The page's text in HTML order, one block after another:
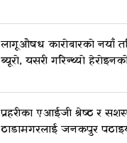
लागूऔषध कारोबारको नयाँ
ब्यूरो, यसरी गरिन्थ्यो
प्रहरीका एआईजी श्रेष्ठ र
ठाडामगरलाई जनकपुर